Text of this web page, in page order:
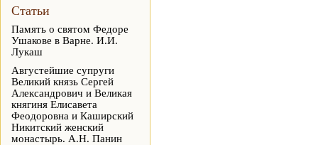
Статьи
Память о святом Федоре
Ушакове в Варне. И.И.
Лукаш
Августейшие супруги
Великий князь Сергей
Александрович и Великая
княгиня Елисавета
Феодоровна и Каширский
Никитский женский
монастырь. А.Н. Панин